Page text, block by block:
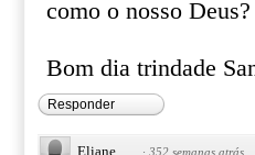
como o nosso Deus?
Bom dia trindade
Responder
Eliane · 352 semanas atrás